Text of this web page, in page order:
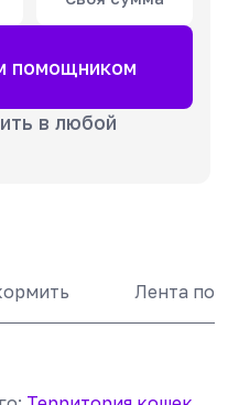
помощником
в любой
Лента